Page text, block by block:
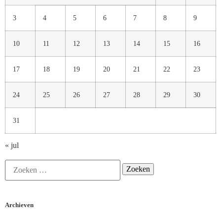
3 4 5 6 7 8 9
10 11 12 13 14 15 16
17 18 19 20 21 22 23
24 25 26 27 28 29 30
31
« jul
Archieven